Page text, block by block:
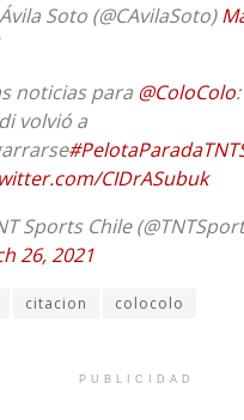
Soto (@CAvilaSoto)
noticias para @ColoColo
volvió a
CIDrASubuk
Sports Chile
26, 2021
citacion colocolo
PUBLICIDAD